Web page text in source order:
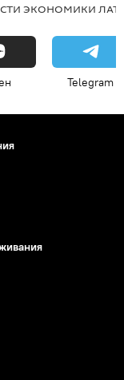
ЭКОНОМИКИ
Telegram